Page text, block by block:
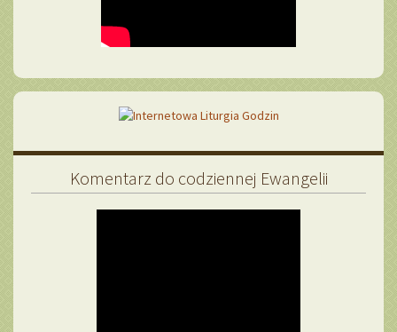
Komentarz do codziennej Ewangelii